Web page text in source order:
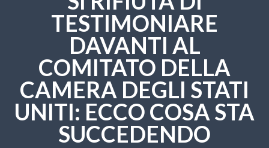
TESTIMONIARE
DAVANTI AL
COMITATO DELLA
CAMERA DEGLI STATI
UNITI: ECCO COSA STA
SUCCEDENDO